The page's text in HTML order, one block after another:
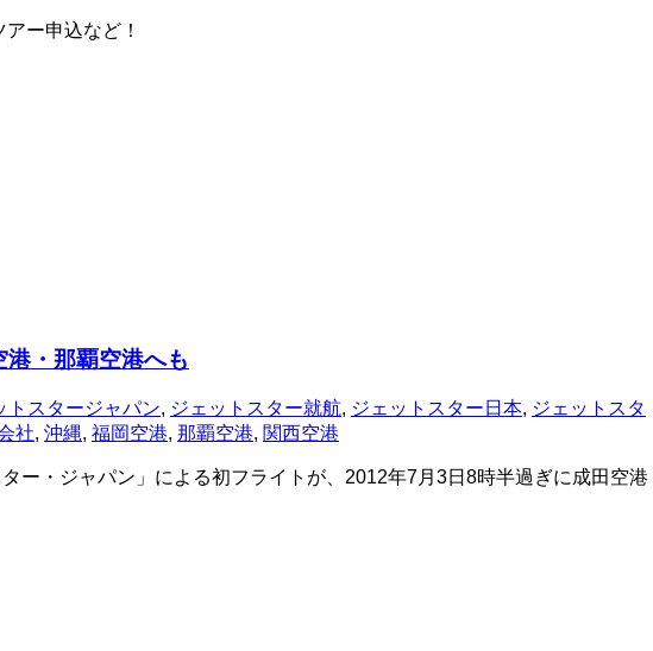
ー申込など！
・那覇空港へも
トスタージャパン, ジェットスター就航, ジェットスター日本, ジェットスタ
社, 沖縄, 福岡空港, 那覇空港, 関西空港
・ジャパン」による初フライトが、2012年7月3日8時半過ぎに成田空港